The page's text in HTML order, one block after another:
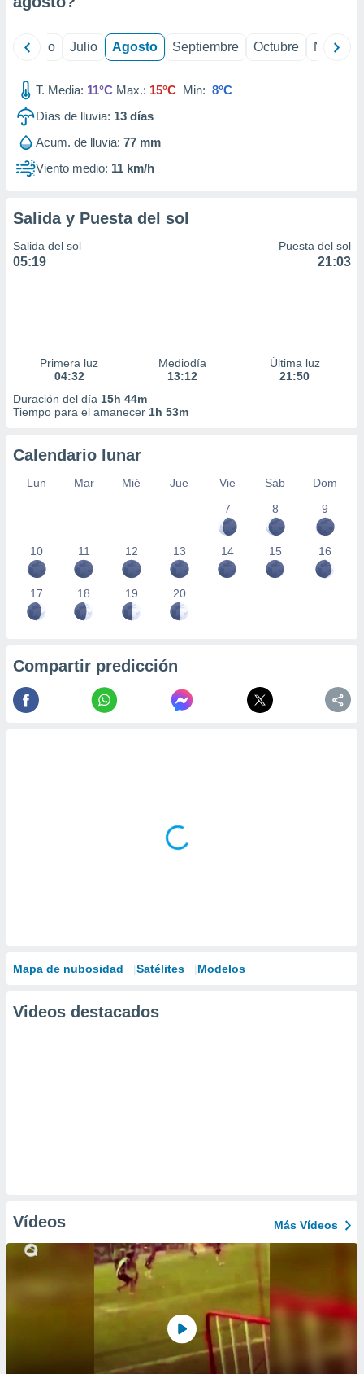
mediante
publicidad
publicidad
1199
Junio Julio Agosto Septiembre Octubre
T. Media: 11°C Max.: 15°C Min: 8°C
Días de lluvia: 13 días
Acum. de lluvia: 77 mm
Viento medio: 11 km/h
Salida y Puesta del sol
Salida del sol
05:19
Puesta del sol
21:03
Primera luz
04:32
Mediodía
13:12
Última luz
21:50
Duración del día 15h 44m
Tiempo para el amanecer 1h 53m
Calendario lunar
Lun Mar Mié Jue Vie Sáb
Dom
7
8 9
10 11 12 13 14 15 16
17 18 19 20
Compartir predicción
Mapa de nubosidad Satélites Modelos
Videos destacados
Vídeos Más Vídeos